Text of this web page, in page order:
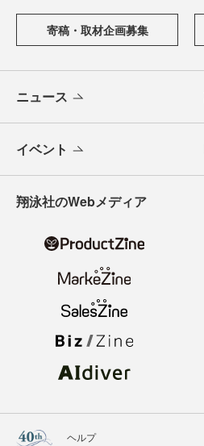
寄稿・取材企画募集
ニュース
イベント
翔泳社のWebメディア
ヘルプ